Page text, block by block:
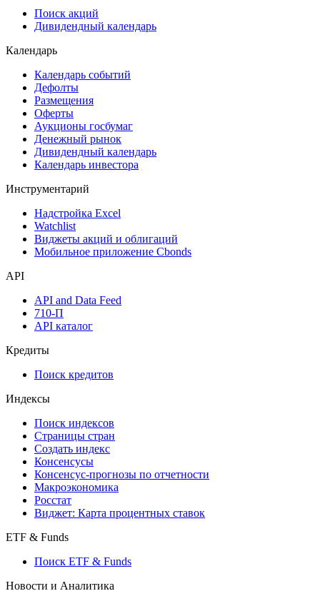
Поиск акций
Дивидендный календарь
Календарь
Календарь событий
Дефолты
Размещения
Оферты
Аукционы госбумаг
Денежный рынок
Дивидендный календарь
Календарь инвестора
Инструментарий
Надстройка Excel
Watchlist
Виджеты акций и облигаций
Мобильное приложение Cbonds
API
API and Data Feed
710-П
API каталог
Кредиты
Поиск кредитов
Индексы
Поиск индексов
Страницы стран
Создать индекс
Консенсусы
Консенсус-прогнозы по отчетности
Макроэкономика
Росстат
Виджет: Карта процентных ставок
ETF & Funds
Поиск ETF & Funds
Новости и Аналитика